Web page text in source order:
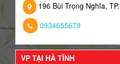
196 Bùi Trọng Nghĩa,
0934655679
VP TẠI HÀ TĨNH